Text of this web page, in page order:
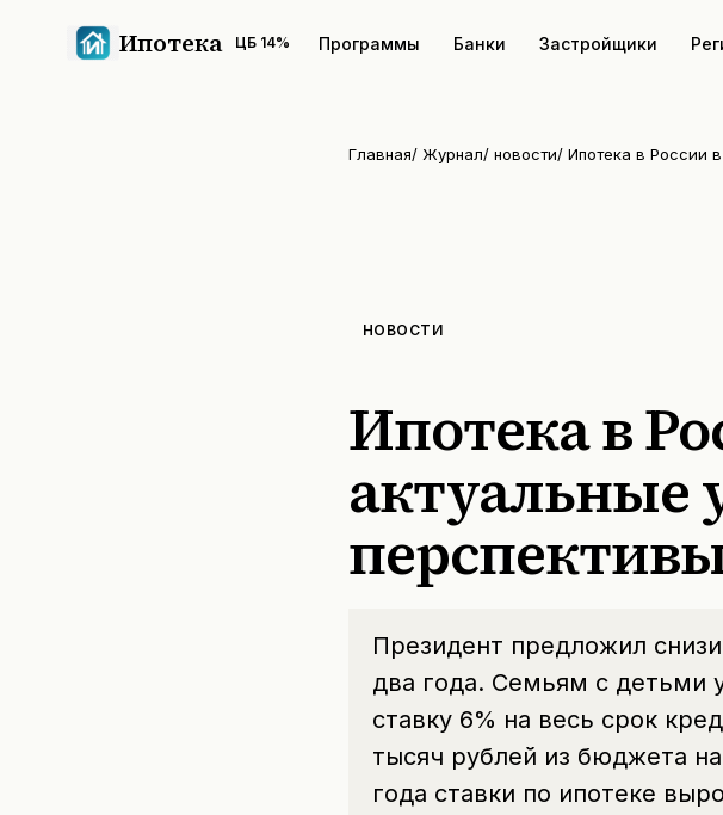
Ипотека ЦБ 14% Программы Банки Застройщики
Главная/ Журнал/ новости/ Ипотека в России
НОВОСТИ
Ипотека в
актуальные
Президент предложил
два года. Семьям с детьми
ставку 6% на весь срок
тысяч рублей из бюджета
года ставки по ипотеке